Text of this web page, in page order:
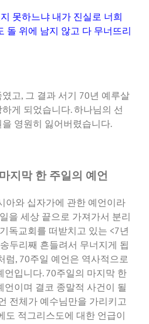
못하느냐 내가 진실로 너희
돌 위에 남지 않고 다 무너뜨리
고, 그 결과 서기 70년 예루살
게 되었습니다. 하나님의 선
영원히 잃어버렸습니다.
지막 한 주일의 예언
아와 십자가에 관한 예언이라
을 세상 끝으로 가져가서 분리
독교회를 떠받치고 있는 <7년
두리째 흔들려서 무너지게 됩
럼, 70주일 예언은 역사적으로
언입니다. 70주일의 마지막 한
언이며 결코 종말적 사건이 될
전체가 예수님만을 가리키고
도 적그리스도에 대한 언급이